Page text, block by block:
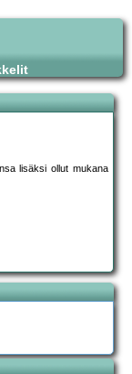
lisäksi ollut mukana